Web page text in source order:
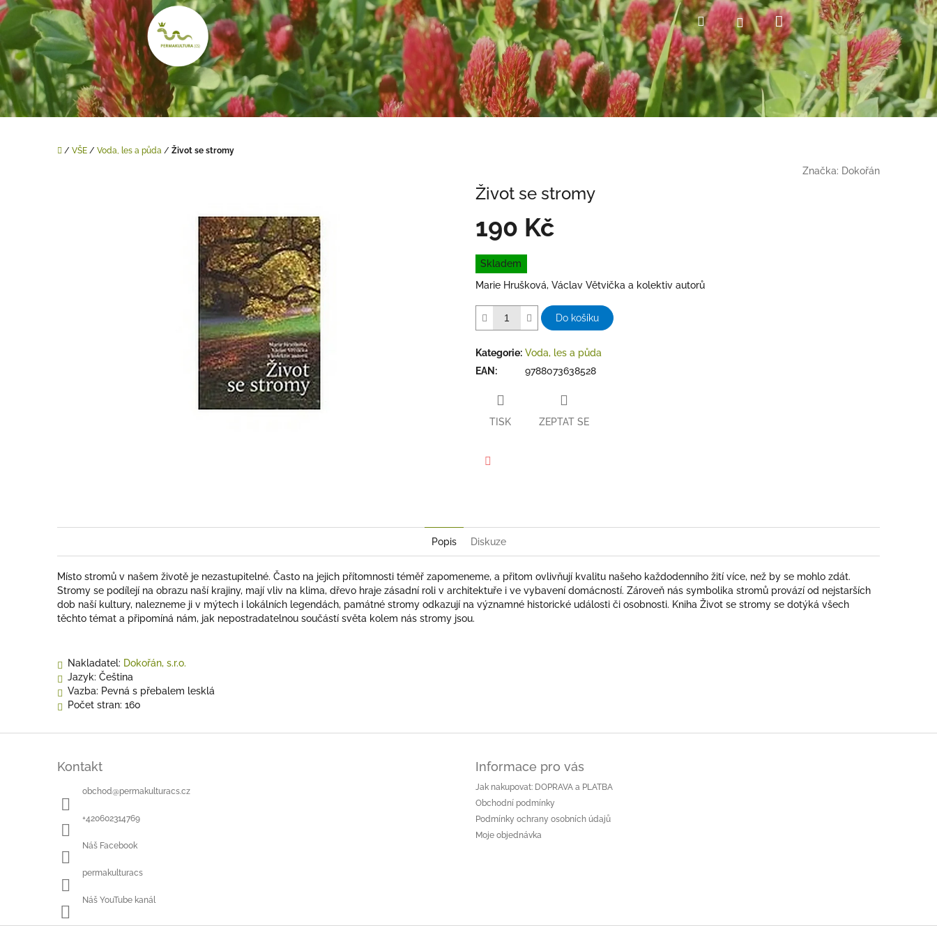
Přejít
na
HledatPřihlášeníNákupní
košík
Domů
/ VŠE / Voda, les a půda / Život se stromy
Značka: Dokořán
Život se stromy
190 Kč
Měrná
cena:
Skladem
Marie Hrušková, Václav Větvička a kolektiv autorů
Do košíku
Kategorie: Voda, les a půda
EAN : 9788073638528
TISK ZEPTAT SE
Popis Diskuze
Místo stromů v našem životě je nezastupitelné. Často na jejich přítomnosti téměř zapomeneme, a přitom ovlivňují kvalitu našeho každodenního žití více, než by se mohlo zdát.
Stromy se podílejí na obrazu naší krajiny, mají vliv na klima, dřevo hraje zásadní roli v architektuře i ve vybavení domácností. Zároveň nás symbolika stromů provází od nejstarších
dob naší kultury, nalezneme ji v mýtech i lokálních legendách, památné stromy odkazují na významné historické události či osobnosti. Kniha Život se stromy se dotýká všech
těchto témat a připomíná nám, jak nepostradatelnou součástí světa kolem nás stromy jsou.
Nakladatel: Dokořán, s.r.o.
Jazyk: Čeština
Vazba: Pevná s přebalem lesklá
Počet stran: 160
Kontakt
obchod@permakulturacs.cz
+420602314769
Náš Facebook
permakulturacs
Náš YouTube kanál
Informace pro vás
Jak nakupovat: DOPRAVA a PLATBA
Obchodní podmínky
Podmínky ochrany osobních údajů
Moje objednávka